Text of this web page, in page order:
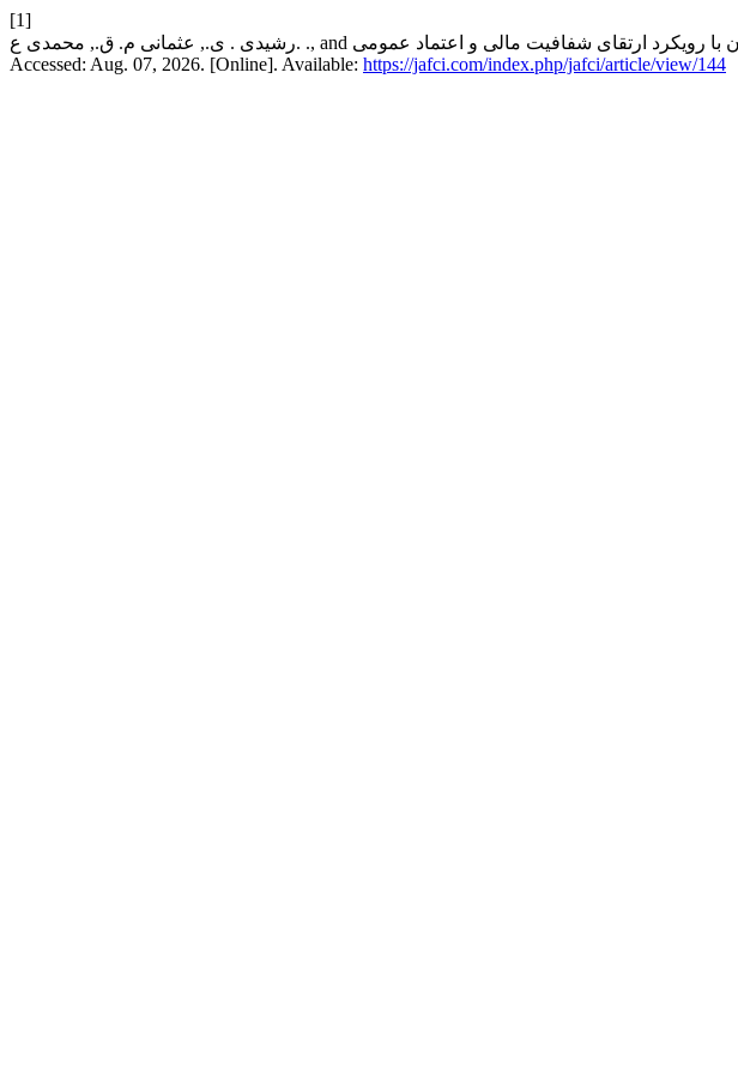
[1]
Accessed: Aug. 07, 2026. [Online]. Available: https://jafci.com/index.php/jafci/article/view/144